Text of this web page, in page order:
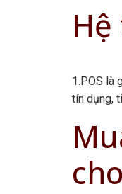
1.POS là
tín dụng,